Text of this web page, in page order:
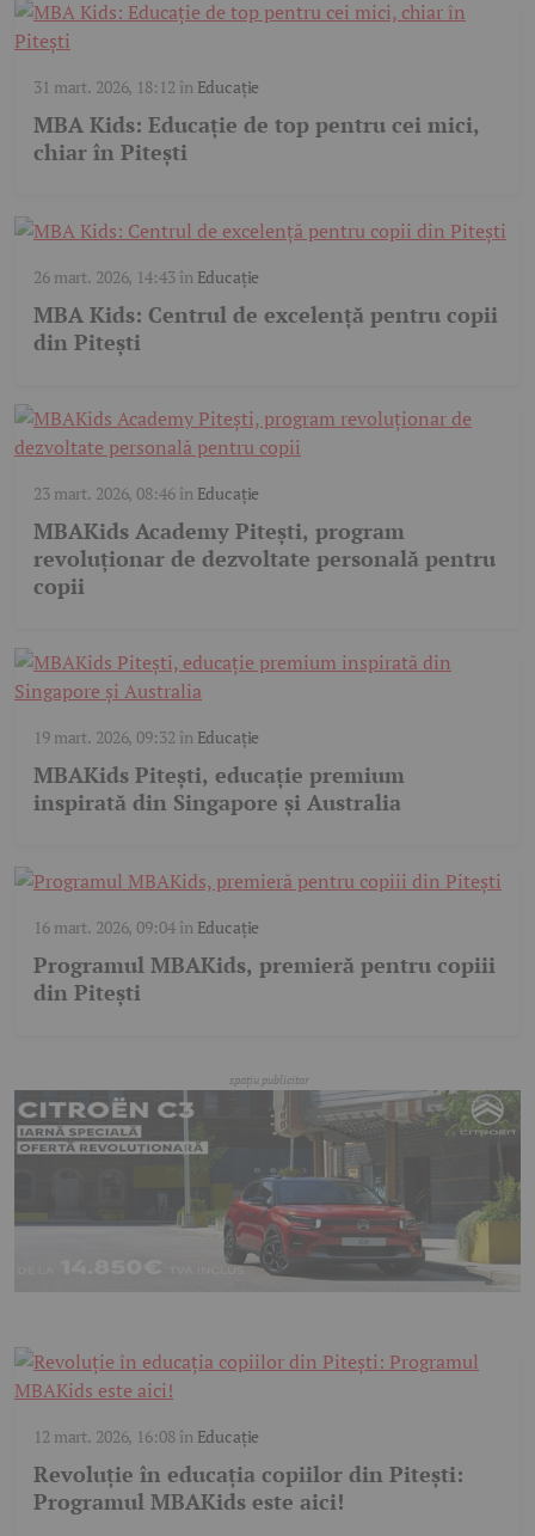
31 mart. 2026, 18:12 în Educație
MBA Kids: Educație de top pentru cei mici,
chiar în Pitești
26 mart. 2026, 14:43în Educație
MBA Kids: Centrul de excelență pentru copii
din Pitești
23 mart. 2026, 08:46în Educație
MBAKids Academy Pitești, program
revoluționar de dezvoltate personală pentru
copii
19 mart. 2026, 09:32 în Educație
MBAKids Pitești, educație premium
inspirată din Singapore și Australia
16 mart. 2026, 09:04în Educație
Programul MBAKids, premieră pentru copiii
din Pitești
12 mart. 2026, 16:08în Educație
Revoluție în educația copiilor din Pitești:
Programul MBAKids este aici!